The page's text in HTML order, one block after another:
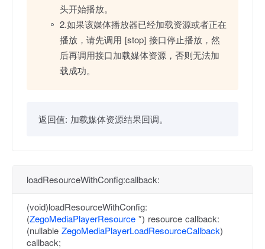
头开始播放。
2.如果该媒体播放器已经加载资源或者正在
播放，请先调用 [stop] 接口停止播放，然
后再调用接口加载媒体资源，否则无法加
载成功。
返回值: 加载媒体资源结果回调。
loadResourceWithConfig:callback:
(void)loadResourceWithConfig:
(ZegoMediaPlayerResource *) resource callback:
(nullable ZegoMediaPlayerLoadResourceCallback)
callback;